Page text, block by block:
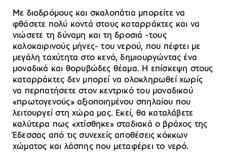
Με διαδρόμους και σκαλοπάτια μπορείτε να
φθάσετε πολύ κοντά στους καταρράκτες και να
νιώσετε τη δύναμη και τη δροσιά -τους
καλοκαιρινούς μήνες- του νερού, που πέφτει με
μεγάλη ταχύτητα στο κενό, δημιουργώντας ένα
μοναδικά και θορυβώδες θέαμα. Η επίσκεψη στους
καταρράκτες δεν μπορεί να ολοκληρωθεί χωρίς
να περπατήσετε στον κεντρικό του μοναδικού
«πρωτογενούς» αξιοποιημένου σπηλαίου που
λειτουργεί στη χώρα μας. Εκεί, θα καταλάβετε
καλύτερα πως «χτίσθηκε» σταδιακά ο βράχος της
Έδεσσας από τις συνεχείς αποθέσεις κόκκων
χώματος και λάσπης που μεταφέρει το νερό.